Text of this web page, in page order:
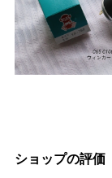
ショップの評価